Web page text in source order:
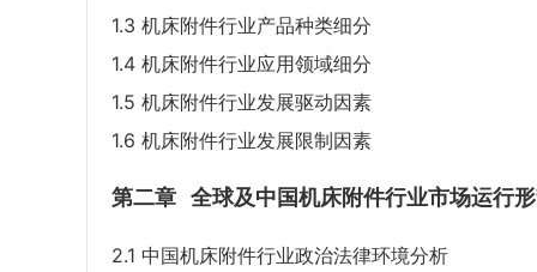
1.3 机床附件行业产品种类细分
1.4 机床附件行业应用领域细分
1.5 机床附件行业发展驱动因素
1.6 机床附件行业发展限制因素
第二章 全球及中国机床附件行业市场运行
2.1 中国机床附件行业政治法律环境分析